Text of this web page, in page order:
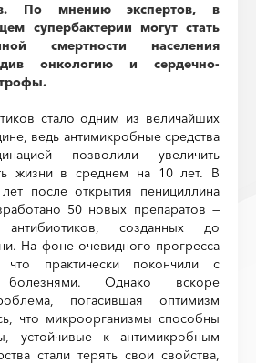
По мнению экспертов, в
супербактерии могут стать
смертности населения
онкологию и сердечно-
стало одним из величайших
ведь антимикробные средства
позволили увеличить
жизни в среднем на 10 лет. В
после открытия пенициллина
50 новых препаратов —
созданных до
На фоне очевидного прогресса
что практически покончили с
болезнями. Однако вскоре
погасившая оптимизм
что микроорганизмы способны
устойчивые к антимикробным
стали терять свои свойства,